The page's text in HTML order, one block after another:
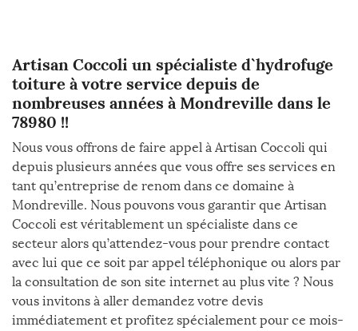
Artisan Coccoli un spécialiste d`hydrofuge
toiture à votre service depuis de
nombreuses années à Mondreville dans le
78980 !!
Nous vous offrons de faire appel à Artisan Coccoli qui
depuis plusieurs années que vous offre ses services en
tant qu’entreprise de renom dans ce domaine à
Mondreville. Nous pouvons vous garantir que Artisan
Coccoli est véritablement un spécialiste dans ce
secteur alors qu’attendez-vous pour prendre contact
avec lui que ce soit par appel téléphonique ou alors par
la consultation de son site internet au plus vite ? Nous
vous invitons à aller demandez votre devis
immédiatement et profitez spécialement pour ce mois-